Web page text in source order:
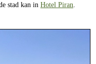
stad kan in Hotel Piran